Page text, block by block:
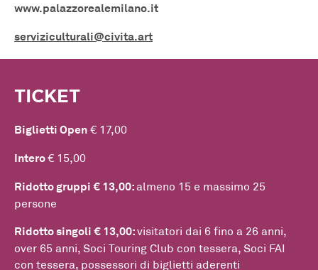
www.palazzorealemilano.it
serviziculturali@civita.art
TICKET
Biglietti Open € 17,00
Intero€ 15,00
Ridotto gruppi € 13,00:almeno 15 e massimo 25
persone
Ridotto singoli € 13,00:visitatori dai 6 fino a 26 anni,
over 65 anni, Soci Touring Club con tessera, Soci FAI
con tessera, possessori di biglietti aderenti